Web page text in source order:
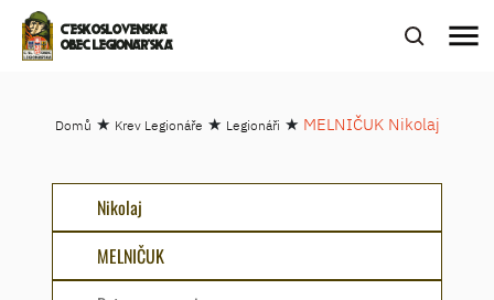
ČESKOSLOVENSKÁ
OBEC LEGIONÁŘSKÁ
menu
Domů ★ Krev Legionáře ★ Legionáři ★ MELNIČUK Nikolaj